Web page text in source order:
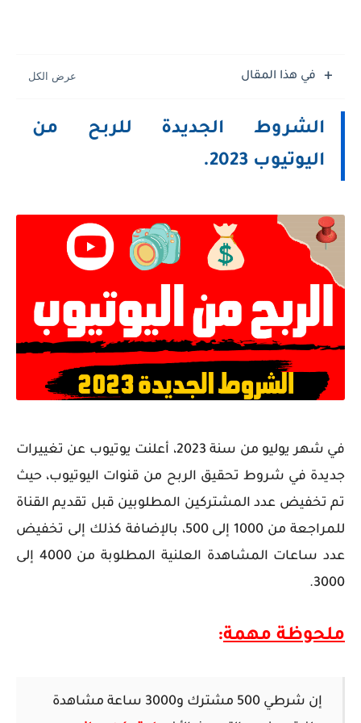
في هذا المقال
الشروط الجديدة للربح من
اليوتيوب 2023.
في شهر يوليو من سنة 2023، أعلنت يوتيوب عن تغييرات
جديدة في شروط تحقيق الربح من قنوات اليوتيوب، حيث
تم تخفيض عدد المشتركين المطلوبين قبل تقديم القناة
للمراجعة من 1000 إلى 500، بالإضافة كذلك إلى تخفيض
عدد ساعات المشاهدة العلنية المطلوبة من 4000 إلى
3000.
ملحوظة مهمة:
إن شرطي 500 مشترك و3000 ساعة مشاهدة